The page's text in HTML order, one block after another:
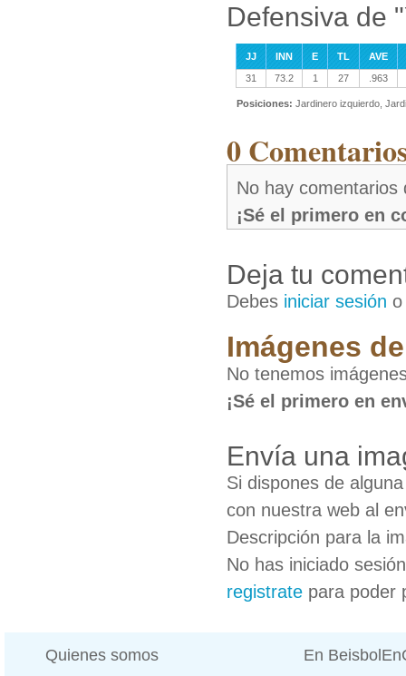
Defensiva de
JJ INN E TL
AVE
31
73.2 1 27 .963
Posiciones: Jardinero izquierdo,
0
No hay comentarios
¡Sé el primero en
Deja tu
Debes iniciar sesión
Imágenes
No tenemos
¡Sé el primero en
Envía una
Si dispones de
con nuestra web al
Descripción para la
No has iniciado
registrate para poder
Quienes somos En